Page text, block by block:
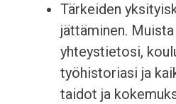
Tärkeiden
jättäminen.
yhteystietosi,
työhistoriasi ja
taidot ja